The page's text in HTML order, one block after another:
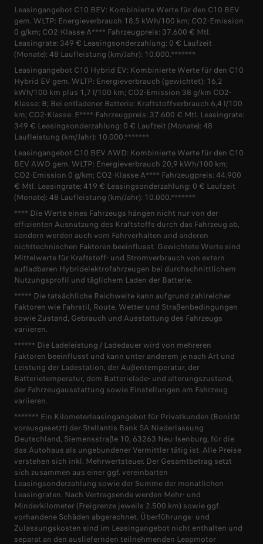
Leasingangebot C10 BEV: Kombinierte Werte für den C10 BEV
gem. WLTP: Energieverbrauch 18,5 kWh/100 km; CO2-Emission
0 g/km; CO2-Klasse A**** Fahrzeugpreis: 37.600 € Mtl.
Leasingrate: 349 € Leasingsonderzahlung: 0 € Laufzeit
(Monate): 48 Laufleistung (km/Jahr): 10.000.*******
Leasingangebot C10 Hybrid EV: Kombinierte Werte für den C10
Hybrid EV gem. WLTP: Energieverbrauch (gewichtet): 16,2
kWh/100 km plus 1,7 l/100 km; CO2-Emission 38 g/km CO2-
Klasse: B; Bei entladener Batterie: Kraftstoffverbrauch 6,4 l/100
km; CO2-Klasse: E**** Fahrzeugpreis: 37.600 € Mtl. Leasingrate:
349 € Leasingsonderzahlung: 0 € Laufzeit (Monate): 48
Laufleistung (km/Jahr): 10.000.*******
Leasingangebot C10 BEV AWD: Kombinierte Werte für den C10
BEV AWD gem. WLTP: Energieverbrauch 20,9 kWh/100 km;
CO2-Emission 0 g/km; CO2-Klasse A**** Fahrzeugpreis: 44.900
€ Mtl. Leasingrate: 419 € Leasingsonderzahlung: 0 € Laufzeit
(Monate): 48 Laufleistung (km/Jahr): 10.000.*******
**** Die Werte eines Fahrzeugs hängen nicht nur von der
effizienten Ausnutzung des Kraftstoffs durch das Fahrzeug ab,
sondern werden auch vom Fahrverhalten und anderen
nichttechnischen Faktoren beeinflusst. Gewichtete Werte sind
Mittelwerte für Kraftstoff- und Stromverbrauch von extern
aufladbaren Hybridelektrofahrzeugen bei durchschnittlichem
Nutzungsprofil und täglichem Laden der Batterie.
***** Die tatsächliche Reichweite kann aufgrund zahlreicher
Faktoren wie Fahrstil, Route, Wetter und Straßenbedingungen
sowie Zustand, Gebrauch und Ausstattung des Fahrzeugs
variieren.
****** Die Ladeleistung / Ladedauer wird von mehreren
Faktoren beeinflusst und kann unter anderem je nach Art und
Leistung der Ladestation, der Außentemperatur, der
Batterietemperatur, dem Batterielade- und alterungszustand,
der Fahrzeugausstattung sowie Einstellungen am Fahrzeug
variieren.
******* Ein Kilometerleasingangebot für Privatkunden (Bonität
vorausgesetzt) der Stellantis Bank SA Niederlassung
Deutschland, Siemensstraße 10, 63263 Neu-Isenburg, für die
das Autohaus als ungebundener Vermittler tätig ist. Alle Preise
verstehen sich inkl. Mehrwertsteuer. Der Gesamtbetrag setzt
sich zusammen aus einer ggf. vereinbarten
Leasingsonderzahlung sowie der Summe der monatlichen
Leasingraten. Nach Vertragsende werden Mehr- und
Minderkilometer (Freigrenze jeweils 2.500 km) sowie ggf.
vorhandene Schäden abgerechnet. Überführungs- und
Zulassungskosten sind im Leasingangebot nicht enthalten und
separat an den ausliefernden teilnehmenden Leapmotor